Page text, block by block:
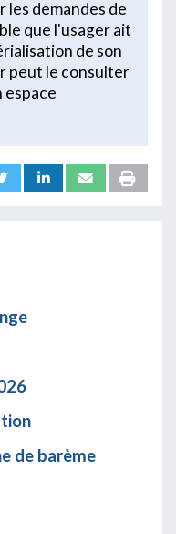
les demandes de
que l'usager ait
de son
peut le consulter
espace
de barème